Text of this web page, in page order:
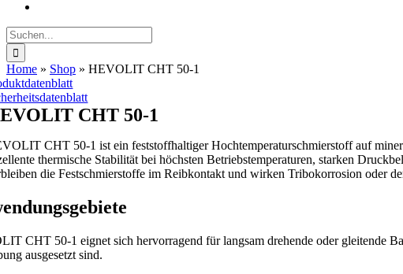
Suche
nach:
Home » Shop » HEVOLIT CHT 50-1
CHT 50-1
CHT 50-1 ist ein feststoffhaltiger Hochtemperaturschmierstoff auf
thermische Stabilität bei höchsten Betriebstemperaturen, starken
die Festschmierstoffe im Reibkontakt und wirken Tribokorrosion oder
CHT 50-1 eignet sich hervorragend für langsam drehende oder gleitende
ausgesetzt sind.